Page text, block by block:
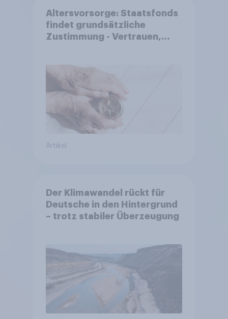
Altersvorsorge: Staatsfonds
findet grundsätzliche
Zustimmung - Vertrauen,
Akzeptanz
Artikel
Der Klimawandel rückt für
Deutsche in den Hintergrund
– trotz stabiler Überzeugung